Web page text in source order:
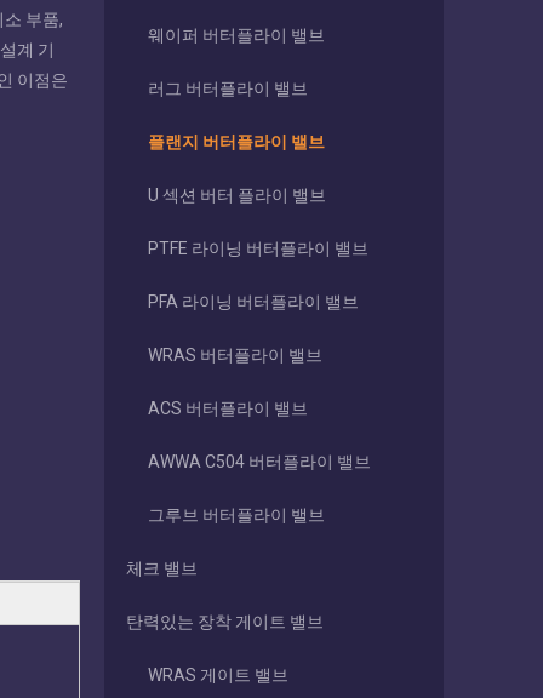
부품,
계 기
이점은
웨이퍼 버터플라이 밸브
러그 버터플라이 밸브
플랜지 버터플라이 밸브
U 섹션 버터 플라이 밸브
PTFE 라이닝 버터플라이 밸브
PFA 라이닝 버터플라이 밸브
WRAS 버터플라이 밸브
ACS 버터플라이 밸브
AWWA C504 버터플라이 밸브
그루브 버터플라이 밸브
체크 밸브
탄력있는 장착 게이트 밸브
WRAS 게이트 밸브